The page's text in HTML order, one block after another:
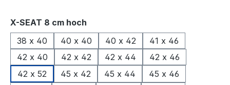
X-SEAT 8 cm hoch
38 x 40
40 x 40 40 x 42
41 x 46
42 x 40
42 x 42 42 x 44
42 x 46
42 x 52
45 x 42 45 x 44
45 x 46